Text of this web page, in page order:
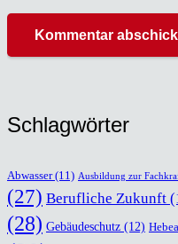
Kommentar
Schlag­wör­ter
Abwasser(11) Ausbildung zur
(27) Berufliche Zukunft
(28) Gebäudeschutz (12)